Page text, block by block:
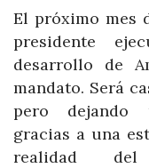
El próximo mes
presidente
desarrollo de
mandato. Será
pero dejando
gracias a una
realidad